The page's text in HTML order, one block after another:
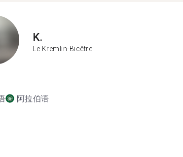
K.
Le Kremlin-Bicêtre
阿拉伯语